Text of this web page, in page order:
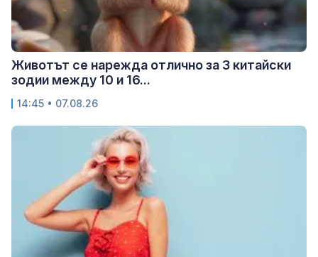
Животът се нарежда отлично за 3 китайски
зодии между 10 и 16...
14:45 • 07.08.26